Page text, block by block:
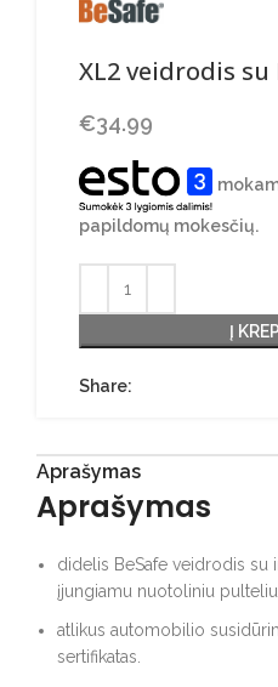
XL2 veidrodis
€34.99
papildomų mokesčių.
Į
Share:
Aprašymas
Aprašymas
didelis BeSafe veidrodis su
įjungiamu nuotoliniu pulteliu.
atlikus automobilio
sertifikatas.